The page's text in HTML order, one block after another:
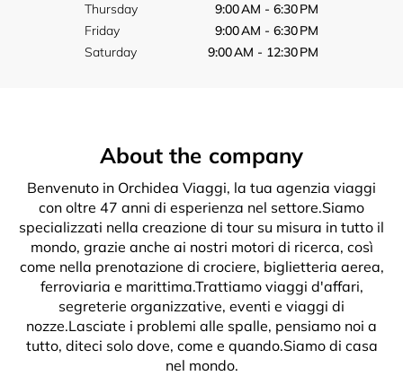
Thursday
9:00 AM - 6:30 PM
Friday
9:00 AM - 6:30 PM
Saturday
9:00 AM - 12:30 PM
About the company
Benvenuto in Orchidea Viaggi, la tua agenzia viaggi
con oltre 47 anni di esperienza nel settore.Siamo
specializzati nella creazione di tour su misura in tutto il
mondo, grazie anche ai nostri motori di ricerca, così
come nella prenotazione di crociere, biglietteria aerea,
ferroviaria e marittima.Trattiamo viaggi d'affari,
segreterie organizzative, eventi e viaggi di
nozze.Lasciate i problemi alle spalle, pensiamo noi a
tutto, diteci solo dove, come e quando.Siamo di casa
nel mondo.